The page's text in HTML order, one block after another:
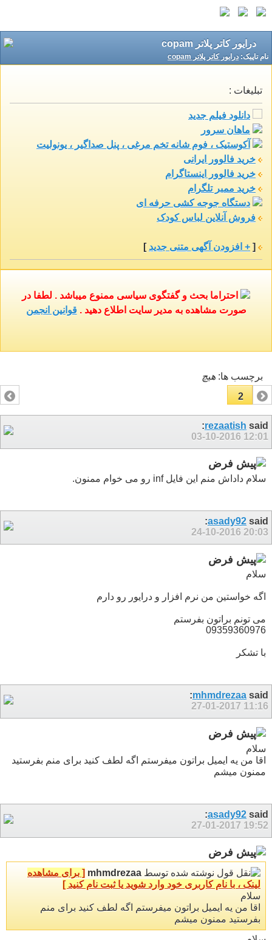
درایور کاتر پلاتر copam
نام تاپيک: درایور کاتر پلاتر copam
تبلیغات :
دانلود فیلم جدید
ماهان سرور
آکوستیک ، فوم شانه تخم مرغی ، پنل صداگیر ، یونولیت
خرید فالوور ایرانی
خرید فالوور اینستاگرام
خرید ممبر تلگرام
دستگاه جوجه کشی حرفه ای
فروش آنلاین لباس کودک
[ + افزودن آگهی متنی جدید ]
احتراما بحث و گفتگوی سیاسی ممنوع میباشد . لطفا در
صورت مشاهده به مدیر سایت اطلاع دهید .قوانین انجمن
برچسب ها: هيچ
1
2
rezaatish said:
03-10-2016 12:01
سلام داداش منم این فایل inf رو می خوام ممنون.
asady92 said:
24-10-2016 20:03
سلام
اگه خواستین من نرم افزار و درایور رو دارم
می تونم براتون بفرستم
09359360976
با تشکر
mhmdrezaa said:
27-01-2017 11:16
سلام
اقا من یه ایمیل براتون میفرستم اگه لطف کنید برای منم بفرستید
ممنون میشم
asady92 said:
27-01-2017 19:52
نوشته شده توسط mhmdrezaa [ برای مشاهده
لینک ، با نام کاربری خود وارد شوید یا ثبت نام کنید ]
سلام
اقا من یه ایمیل براتون میفرستم اگه لطف کنید برای منم
بفرستید ممنون میشم